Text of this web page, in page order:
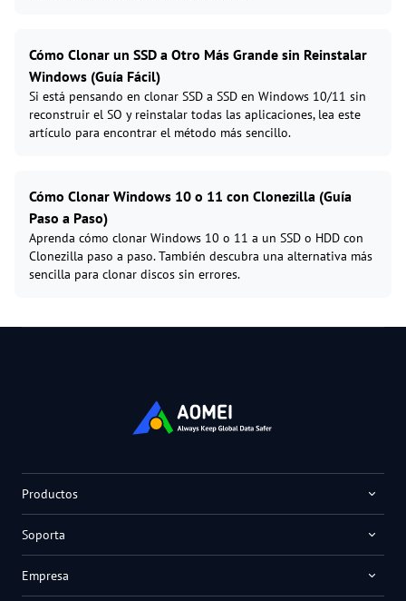
Cómo Clonar un SSD a Otro Más Grande sin Reinstalar
Windows (Guía Fácil)
Si está pensando en clonar SSD a SSD en Windows 10/11 sin
reconstruir el SO y reinstalar todas las aplicaciones, lea este
artículo para encontrar el método más sencillo.
Cómo Clonar Windows 10 o 11 con Clonezilla (Guía
Paso a Paso)
Aprenda cómo clonar Windows 10 o 11 a un SSD o HDD con
Clonezilla paso a paso. También descubra una alternativa más
sencilla para clonar discos sin errores.
Productos
Soporta
Empresa